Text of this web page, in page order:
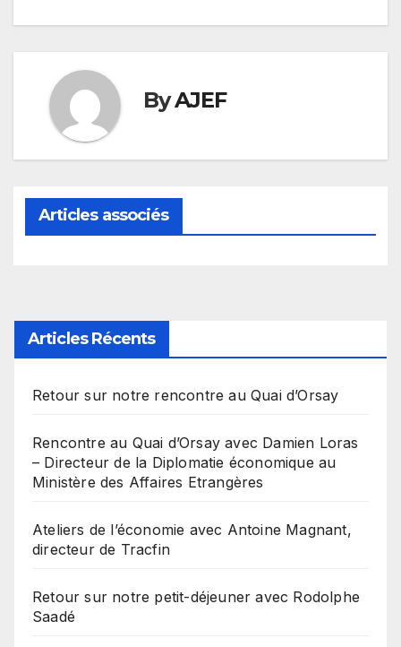
ByAJEF
Articles associés
Articles Récents
Retour sur notre rencontre au Quai d’Orsay
Rencontre au Quai d’Orsay avec Damien Loras
– Directeur de la Diplomatie économique au
Ministère des Affaires Etrangères
Ateliers de l’économie avec Antoine Magnant,
directeur de Tracfin
Retour sur notre petit-déjeuner avec Rodolphe
Saadé